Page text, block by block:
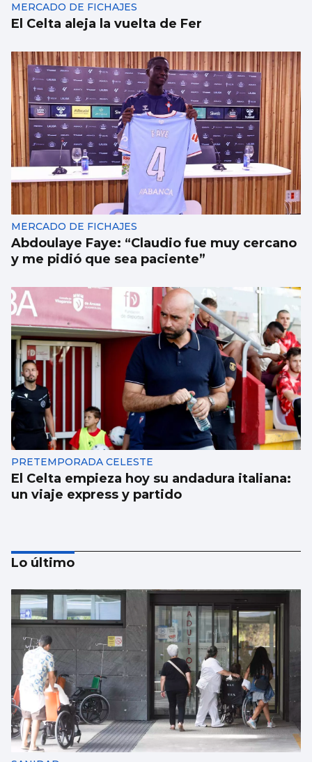
MERCADO DE FICHAJES
El Celta aleja la vuelta de Fer
MERCADO DE FICHAJES
Abdoulaye Faye: “Claudio fue muy cercano
y me pidió que sea paciente”
PRETEMPORADA CELESTE
El Celta empieza hoy su andadura italiana:
un viaje express y partido
MERCADO DE FICHAJES
Vlad Silva, tercer fichaje para el Fortuna
junto a Cuenca y Olmedo
Lo último